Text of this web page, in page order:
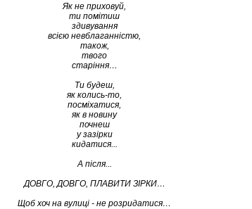
Як не приховуй,
ти помітиш
здивування
всією невблаганністю,
також,
твого
старіння…
Ти будеш,
як колись-то,
посміхатися,
як в новину
почнеш
у зазірки
кидатися...
А після...
ДОВГО, ДОВГО, ПЛАВИТИ ЗІРКИ…
Щоб хоч на вулиці - не розридатися…